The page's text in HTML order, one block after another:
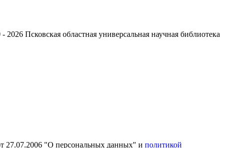
- 2026 Псковская областная универсальная научная библиотека
27.07.2006 "О персональных данных" и политикой